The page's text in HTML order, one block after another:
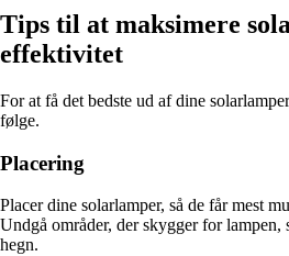
Tips til at maksimere
effektivitet
For at få det bedste ud af dine
følge.
Placering
Placer dine solarlamper, så de får mest
Undgå områder, der skygger for
hegn.